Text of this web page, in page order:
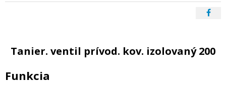
Tanier. ventil prívod. kov. izolovaný 200
Funkcia